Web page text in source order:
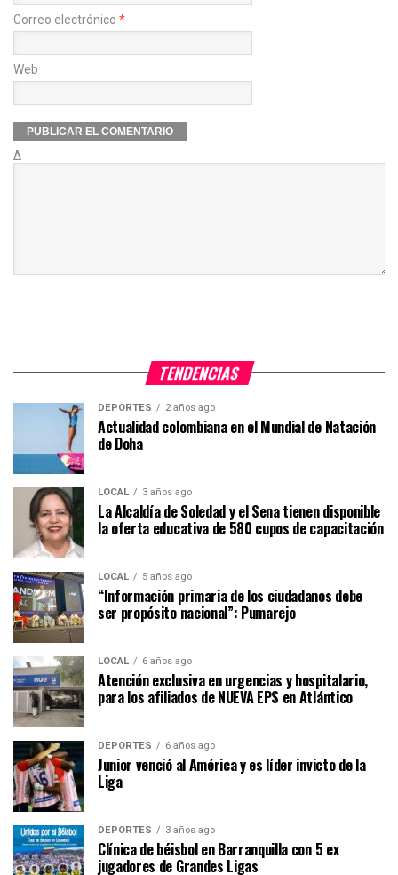
Correo electrónico *
Web
Δ
TENDENCIAS
DEPORTES 2 años ago
Actualidad colombiana en el Mundial de Natación
de Doha
LOCAL 3 años ago
La Alcaldía de Soledad y el Sena tienen disponible
la oferta educativa de 580 cupos de capacitación
LOCAL 5 años ago
“Información primaria de los ciudadanos debe
ser propósito nacional”: Pumarejo
LOCAL 6 años ago
Atención exclusiva en urgencias y hospitalario,
para los afiliados de NUEVA EPS en Atlántico
DEPORTES 6 años ago
Junior venció al América y es líder invicto de la
Liga
DEPORTES 3 años ago
Clínica de béisbol en Barranquilla con 5 ex
jugadores de Grandes Ligas